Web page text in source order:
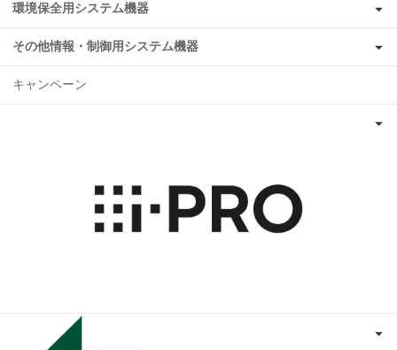
環境保全用システム機器
その他情報・制御用システム機器
キャンペーン